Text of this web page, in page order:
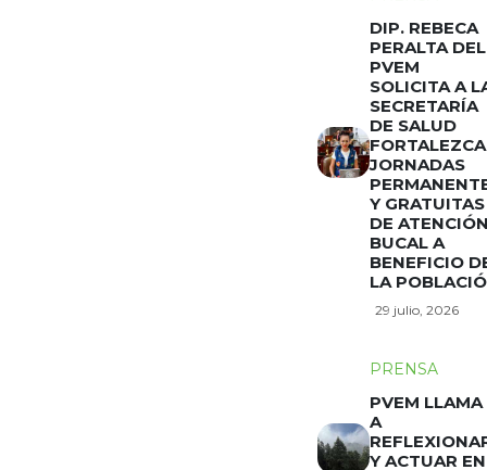
DIP. REBECA
PERALTA DEL
PVEM
SOLICITA A
SECRETARÍA
DE SALUD
FORTALEZCA
JORNADAS
Y GRATUITAS
DE
BUCAL A
BENEFICIO
LA
29 julio, 2026
PRENSA
PVEM LLAMA
A
Y ACTUAR EN